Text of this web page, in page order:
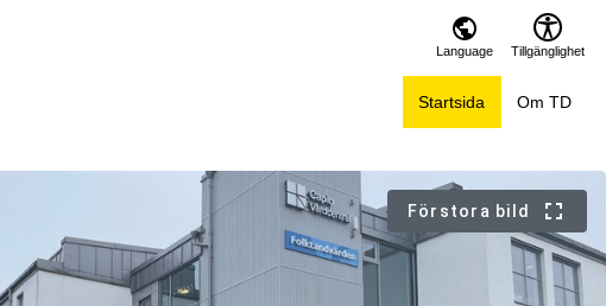
Language Tillgänglighet
Startsida Om TD
Förstora bild